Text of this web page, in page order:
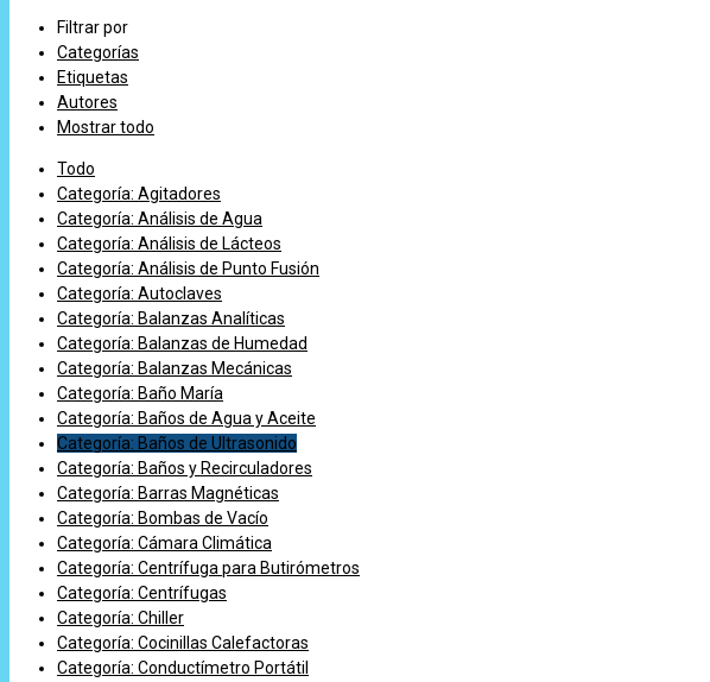
Filtrar por
Categorías
Etiquetas
Autores
Mostrar todo
Todo
Categoría: Agitadores
Categoría: Análisis de Agua
Categoría: Análisis de Lácteos
Categoría: Análisis de Punto Fusión
Categoría: Autoclaves
Categoría: Balanzas Analíticas
Categoría: Balanzas de Humedad
Categoría: Balanzas Mecánicas
Categoría: Baño María
Categoría: Baños de Agua y Aceite
Categoría: Baños de Ultrasonido
Categoría: Baños y Recirculadores
Categoría: Barras Magnéticas
Categoría: Bombas de Vacío
Categoría: Cámara Climática
Categoría: Centrífuga para Butirómetros
Categoría: Centrífugas
Categoría: Chiller
Categoría: Cocinillas Calefactoras
Categoría: Conductímetro Portátil